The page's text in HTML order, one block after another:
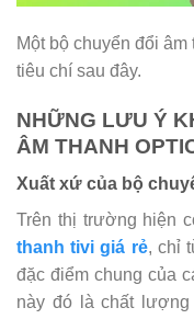
Một bộ chuyển đổi
tiêu chí sau đây.
NHỮNG LƯU Ý
ÂM THANH
Xuất xứ của bộ
Trên thị trường hiện
thanh tivi giá rẻ, chỉ
đặc điểm chung của
này đó là chất